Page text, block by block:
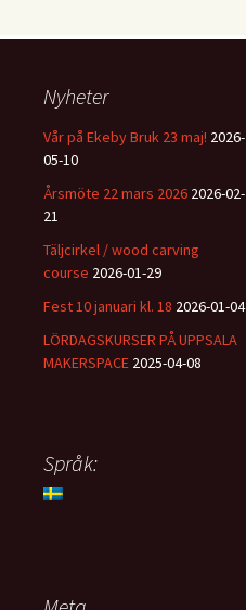
Nyheter
Vår på Ekeby Bruk 23 maj! 2026-
05-10
Årsmöte 22 mars 2026 2026-02-
21
Täljcirkel / wood carving
course 2026-01-29
Fest 10 januari kl. 18 2026-01-04
LÖRDAGSKURSER PÅ UPPSALA
MAKERSPACE 2025-04-08
Språk: